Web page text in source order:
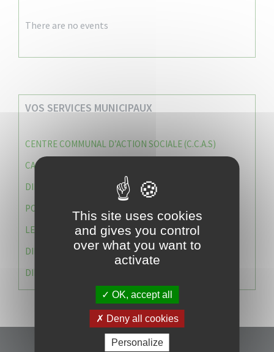
There are no events
VOS SERVICES MUNICIPAUX
CENTRE COMMUNAL D’ACTION SOCIALE (C.C.A.S)
CAISSE DES ÉCOLES
DIRECTION DES SERVICES TECHNIQUES
POLICE MUNICIPALE
LE CABINET DU MAIRE
DIRECTION DES RESSOURCES ET MOYENS
DIRECTION DU DEVELLOPPEMENT URBAIN DURABL
This site uses cookies
and gives you control
over what you want to
activate
OK, accept all
Deny all cookies
Personalize